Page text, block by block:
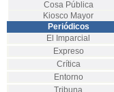
Cosa Pública
Kiosco Mayor
Periódicos
El Imparcial
Expreso
Crítica
Entorno
Tribuna